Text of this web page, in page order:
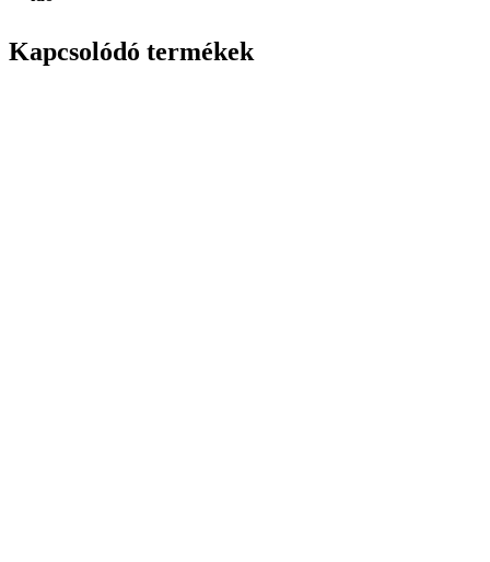
Kapcsolódó termékek